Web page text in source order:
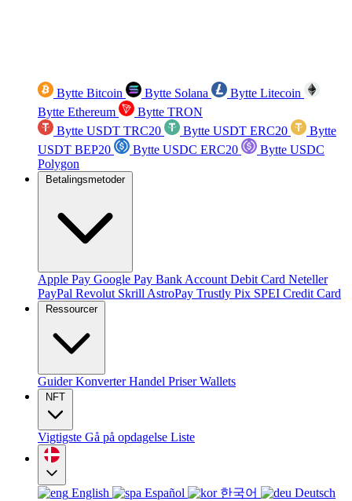
Bytte Bitcoin Bytte Solana
Bytte Litecoin
Bytte Ethereum
Bytte TRON
Bytte USDT TRC20
Bytte USDT ERC20
Bytte
USDT BEP20
Bytte USDC ERC20
Bytte USDC
Polygon
Betalingsmetoder
Apple Pay Google Pay Bank Account Debit Card Neteller
PayPal Revolut Skrill AstroPay Trustly Pix SPEI Credit Card
Ressourcer
GuiderKonverterHandel PriserWallets
NFT
Vigtigste Gå på opdagelse Liste
English Español 한국어
Deutsch